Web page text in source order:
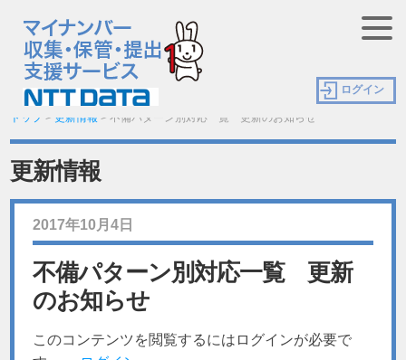
ログイン
トップ > 更新情報 >不備パターン別対応一覧 更新のお知らせ
更新情報
2017年10月4日
不備パターン別対応一覧 更新
のお知らせ
このコンテンツを閲覧するにはログインが必要で